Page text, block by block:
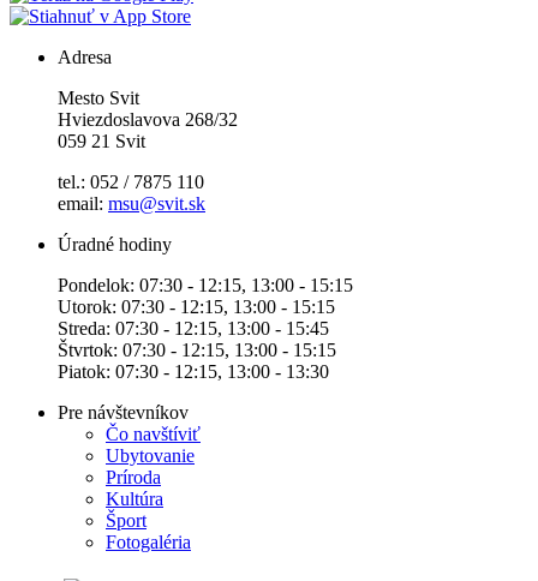
Adresa
Mesto Svit
Hviezdoslavova 268/32
059 21 Svit
tel.: 052 / 7875 110
email: msu@svit.sk
Úradné hodiny
Pondelok: 07:30 - 12:15, 13:00 - 15:15
Utorok: 07:30 - 12:15, 13:00 - 15:15
Streda: 07:30 - 12:15, 13:00 - 15:45
Štvrtok: 07:30 - 12:15, 13:00 - 15:15
Piatok: 07:30 - 12:15, 13:00 - 13:30
Pre návštevníkov
Čo navštíviť
Ubytovanie
Príroda
Kultúra
Šport
Fotogaléria